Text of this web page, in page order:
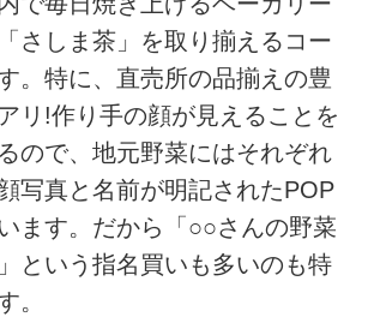
さしま茶」を取り揃えるコー
。特に、直売所の品揃えの豊
リ!作り手の顔が見えることを
ので、地元野菜にはそれぞれ
写真と名前が明記されたPOP
ます。だから「○○さんの野菜
という指名買いも多いのも特
。